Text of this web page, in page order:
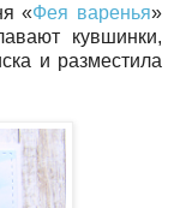
«Фея варенья»
кувшинки,
и разместила